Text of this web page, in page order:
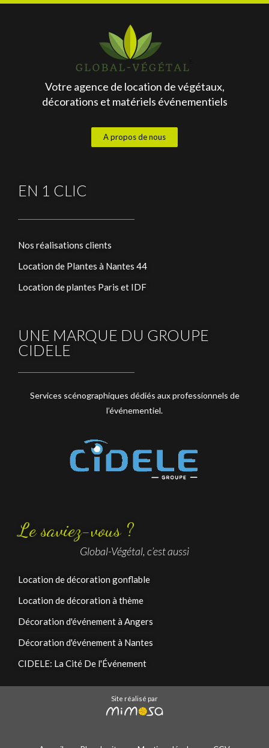
Votre agence de location de végétaux,
décorations et matériels événementiels
A propos de nous
EN 1 CLIC
Nos réalisations clients
Location de Plantes à Nantes 44
Location de plantes Paris et IDF
UNE MARQUE DU GROUPE
CIDELE
Services scénographiques dédiés aux professionnels de
l’événementiel.
Le saviez-vous ?
Global-Végétal, c’est aussi
Location de décoration gonflable
Location de décoration à thème
Décoration d'événement à Angers
Décoration d'événement à Nantes
CIDELE: La Cité De l'Événement
Site réalisé par